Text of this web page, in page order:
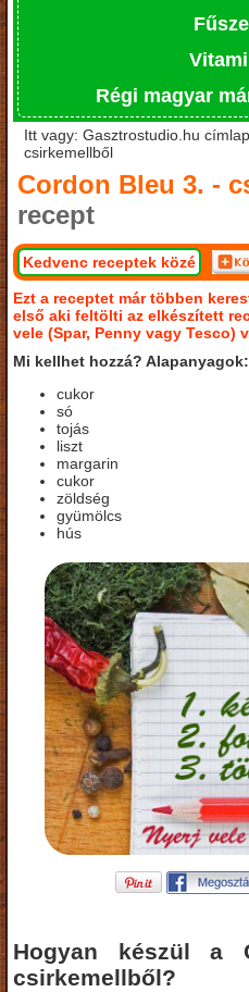
Régi magyar
Itt vagy: Gasztrostudio.hu
csirkemellből
Cordon Bleu 3. -
recept
Kedvenc receptek közé
Ezt a receptet már többen
első aki feltölti az elkészített
vele (Spar, Penny vagy Tesco)
Mi kellhet hozzá? Alapanyagok:
cukor
só
tojás
liszt
margarin
cukor
zöldség
gyümölcs
hús
Hogyan készül a
csirkemellből?